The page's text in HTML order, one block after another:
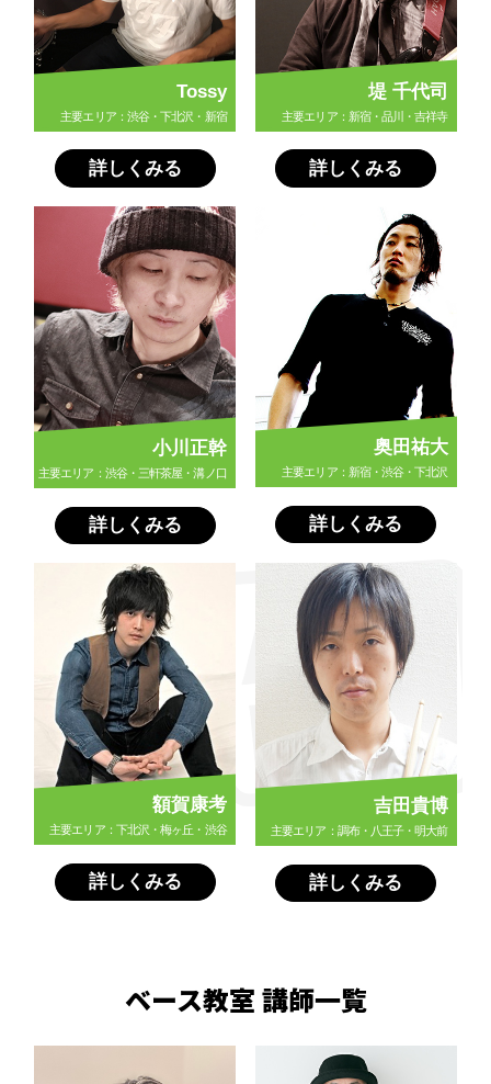
Tossy
主要エリア：渋谷・下北沢・新宿
詳しくみる
堤 千代司
主要エリア：新宿・品川・吉祥寺
詳しくみる
小川正幹
主要エリア：渋谷・三軒茶屋・溝ノ口
詳しくみる
奥田祐大
主要エリア：新宿・渋谷・下北沢
詳しくみる
額賀康考
主要エリア：下北沢・梅ヶ丘・渋谷
詳しくみる
吉田貴博
主要エリア：調布・八王子・明大前
詳しくみる
ベース教室 講師一覧